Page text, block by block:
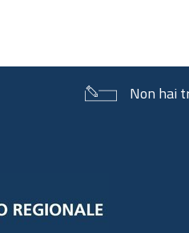
Non hai